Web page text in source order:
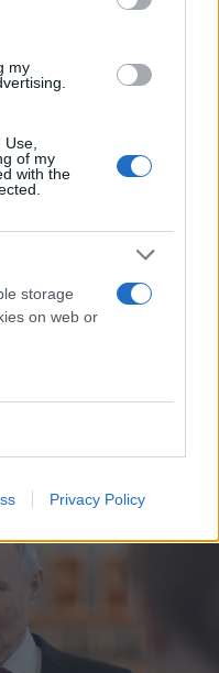
my
of my
with the
storage
on web or
Privacy Policy
στο